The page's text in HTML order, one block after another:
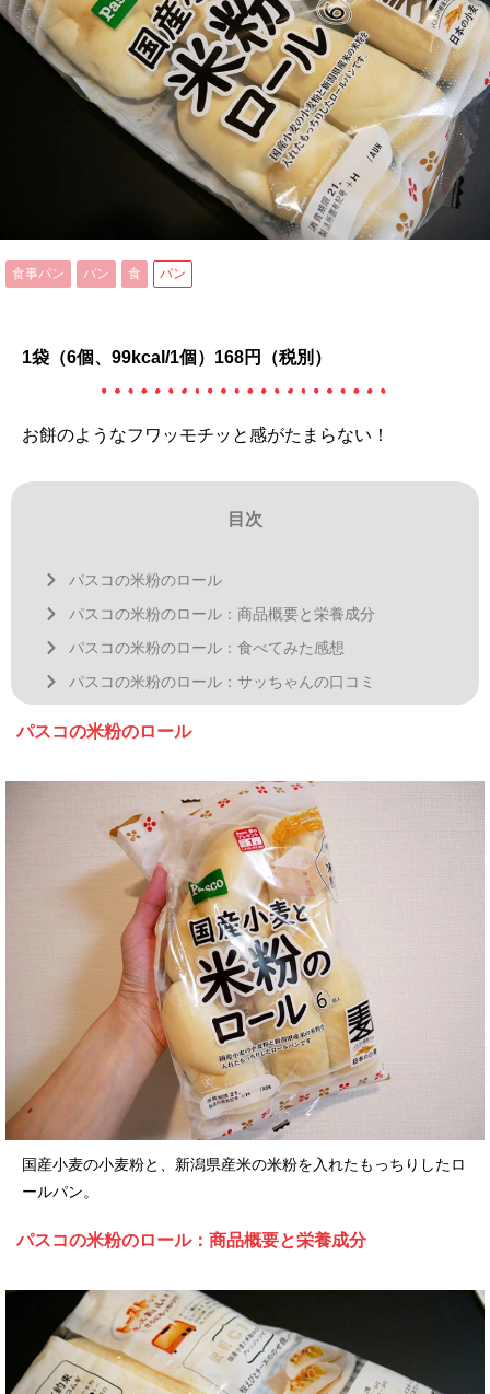
食事パン パン 食 パン
1袋（6個、99kcal/1個）168円（税別）
お餅のようなフワッモチッと感がたまらない！
目次
パスコの米粉のロール
パスコの米粉のロール：商品概要と栄養成分
パスコの米粉のロール：食べてみた感想
パスコの米粉のロール：サッちゃんの口コミ
パスコの米粉のロール
国産小麦の小麦粉と、新潟県産米の米粉を入れたもっちりしたロ
ールパン。
パスコの米粉のロール：商品概要と栄養成分